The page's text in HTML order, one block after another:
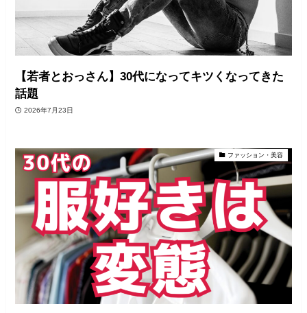
【若者とおっさん】30代になってキツくなってきた
話題
2026年7月23日
ファッション・美容